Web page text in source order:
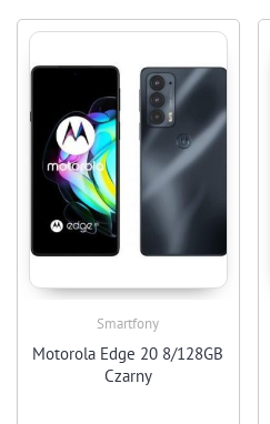
Smartfony
Motorola Edge 20 8/128GB
Czarny